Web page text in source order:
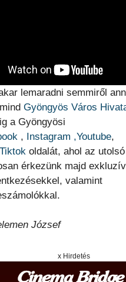
lemaradni semmiről
Gyöngyös Város
a Gyöngyösi
, Instagram ,Youtube,
Tiktok oldalát, ahol az
érkezünk majd
valamint
József
x Hirdetés